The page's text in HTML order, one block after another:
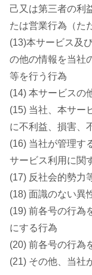
己又は第三者の利
たは営業行為（た
(13)本サービス及
の他の情報を当社
等を行う行為
(14) 本サービスの
(15) 当社、本サー
に不利益、損害、
(16) 当社が管理す
サービス利用に関
(17) 反社会的勢力
(18) 面識のない異
(19) 前各号の行為
にする行為
(20) 前各号の行為
(21) その他、当社